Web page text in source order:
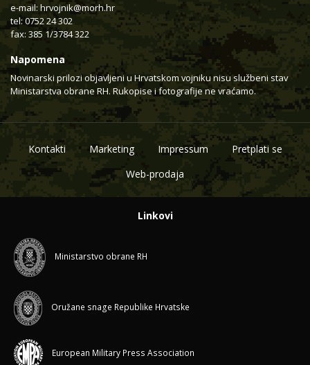
e-mail: hrvojnik@morh.hr
tel: 0752 24 302
fax: 385 1/3784 322
Napomena
Novinarski prilozi objavljeni u Hrvatskom vojniku nisu službeni stav
Ministarstva obrane RH. Rukopise i fotografije ne vraćamo.
Kontakti Marketing Impressum
Pretplati se
Web-prodaja
Linkovi
Ministarstvo obrane RH
Oružane snage Republike Hrvatske
European Military Press Association